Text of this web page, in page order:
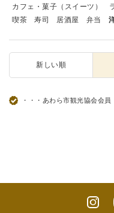
カフェ・菓子（スイーツ）
喫茶
寿司 居酒屋 弁当
新しい順
・・・あわら市観光協会会員